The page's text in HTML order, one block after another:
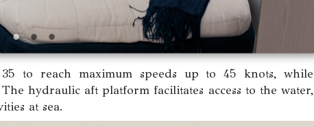
to reach maximum speeds up to 45 knots, while
hydraulic aft platform facilitates access to the water,
at sea.